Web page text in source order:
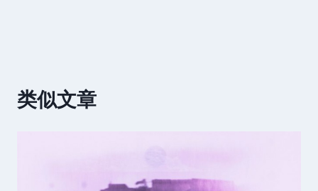
类似文章